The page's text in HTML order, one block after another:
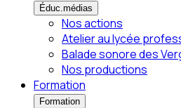
Éduc.médias
Nos actions
Atelier au lycée
Balade sonore des
Nos productions
Formation
Formation